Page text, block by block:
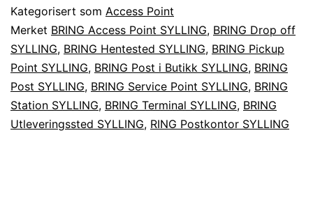
Kategorisert som Access Point
Merket BRING Access Point SYLLING, BRING Drop off
SYLLING, BRING Hentested SYLLING, BRING Pickup
Point SYLLING, BRING Post i Butikk SYLLING, BRING
Post SYLLING, BRING Service Point SYLLING, BRING
Station SYLLING, BRING Terminal SYLLING, BRING
Utleveringssted SYLLING, RING Postkontor SYLLING